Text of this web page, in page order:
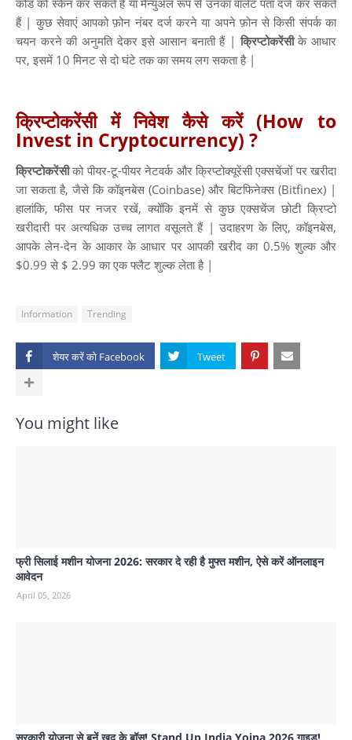
कोड को स्कैन कर सकते हैं या मैन्युअल रूप से उनका वॉलेट पता दर्ज कर सकते
हैं | कुछ सेवाएं आपको फ़ोन नंबर दर्ज करने या अपने फ़ोन से किसी संपर्क का
चयन करने की अनुमति देकर इसे आसान बनाती हैं | क्रिप्टोकरेंसीके आधार
पर, इसमें 10 मिनट से दो घंटे तक का समय लग सकता है |
क्रिप्टोकरेंसी में निवेश कैसे करें (How to
Invest in Cryptocurrency) ?
क्रिप्टोकरेंसीको पीयर-टू-पीयर नेटवर्क और क्रिप्टोक्यूरेंसी एक्सचेंजों पर खरीदा
जा सकता है, जैसे कि कॉइनबेस (Coinbase) और बिटफिनेक्स (Bitfinex) |
हालांकि, फीस पर नजर रखें, क्योंकि इनमें से कुछ एक्सचेंज छोटी क्रिप्टो
खरीदारी पर अत्यधिक उच्च लागत वसूलते हैं | उदाहरण के लिए, कॉइनबेस,
आपके लेन-देन के आकार के आधार पर आपकी खरीद का 0.5% शुल्क और
$0.99 से $ 2.99 का एक फ्लैट शुल्क लेता है |
Information Trending
शेयर करें को
You might like
फ्री सिलाई मशीन योजना 2026: सरकार दे रही है मुफ्त मशीन, ऐसे करें ऑनलाइन
आवेदन
April 05, 2026